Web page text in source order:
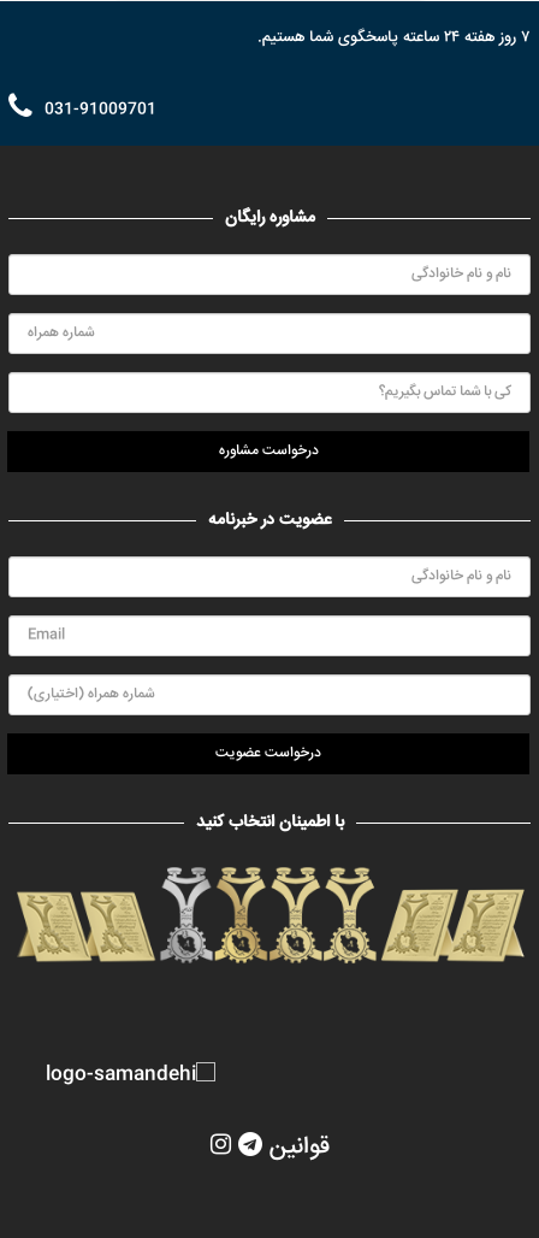
۷ روز هفته ۲۴ ساعته پاسخگوی شما هستیم.
031-91009701
مشاوره رایگان
درخواست مشاوره
عضویت در خبرنامه
درخواست عضویت
با اطمینان انتخاب کنید
قوانین